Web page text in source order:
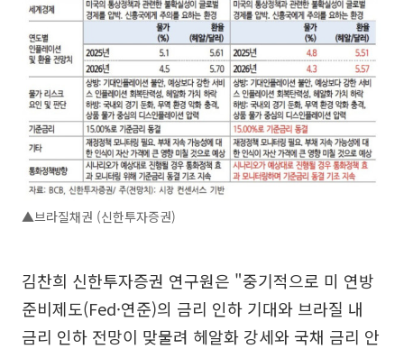
▲브라질채권 (신한투자증권)
김찬희 신한투자증권 연구원은 "중기적으로 미 연방
준비제도(Fed·연준)의 금리 인하 기대와 브라질 내
금리 인하 전망이 맞물려 헤알화 강세와 국채 금리 안